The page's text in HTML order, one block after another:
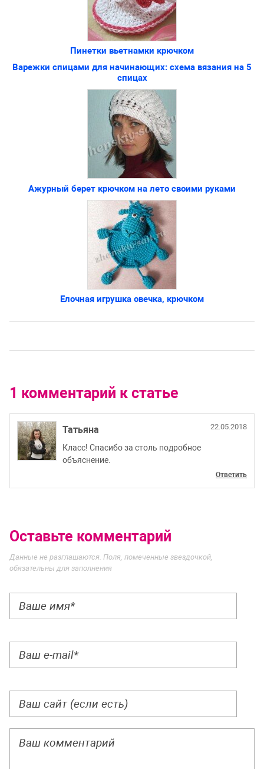
Пинетки вьетнамки крючком
Варежки спицами для начинающих: схема вязания на 5
спицах
Ажурный берет крючком на лето своими руками
Елочная игрушка овечка, крючком
1 комментарий к статье
Татьяна 22.05.2018
Класс! Спасибо за столь подробное
объяснение.
Ответить
Оставьте комментарий
Данные не разглашаются. Поля, помеченные звездочкой,
обязательны для заполнения